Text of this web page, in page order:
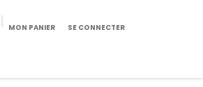
MON PANIER SE CONNECTER